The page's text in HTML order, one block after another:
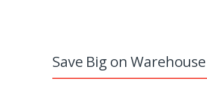
Save Big on